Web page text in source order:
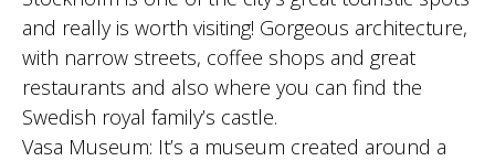
and really is worth visiting! Gorgeous architecture,
with narrow streets, coffee shops and great
restaurants and also where you can find the
Swedish royal family’s castle.
Vasa Museum: It’s a museum created around a